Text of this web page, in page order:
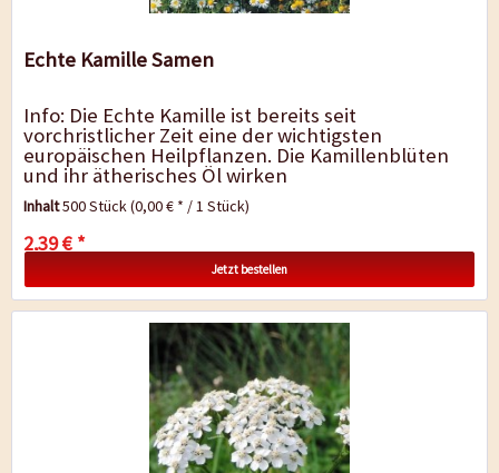
Echte Kamille Samen
Info: Die Echte Kamille ist bereits seit
vorchristlicher Zeit eine der wichtigsten
europäischen Heilpflanzen. Die Kamillenblüten
und ihr ätherisches Öl wirken
entzündungshemmend, desinfizierend,...
Inhalt500 Stück(0,00 € * / 1 Stück)
2,39 € *
Jetzt bestellen